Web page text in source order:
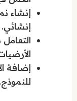
إنشاء
إنشائي.
إضافة
للنموذج.